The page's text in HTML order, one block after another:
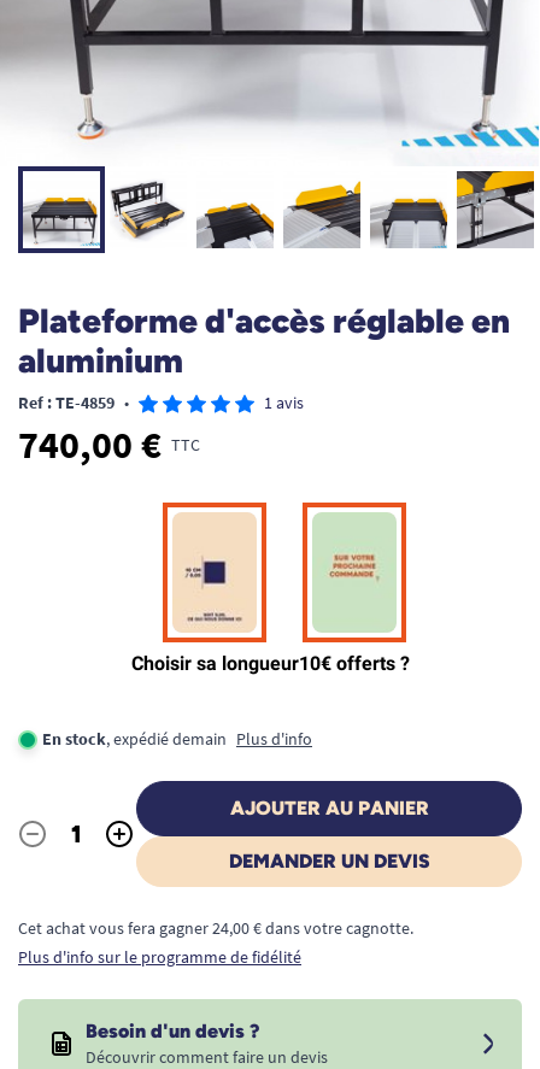
Plateforme d'accès réglable en
aluminium
Ref : TE-4859 • 1 avis
740,00 € TTC
En stock, expédié demain Plus d'info
Quantité
- +
AJOUTER AU PANIER
DEMANDER UN DEVIS
Cet achat vous fera gagner 24,00 € dans votre cagnotte.
Plus d'info sur le programme de fidélité
Besoin d'un devis ?
Découvrir comment faire un devis